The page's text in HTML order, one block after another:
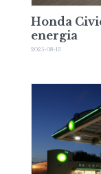
Honda
energia
2025-08-13